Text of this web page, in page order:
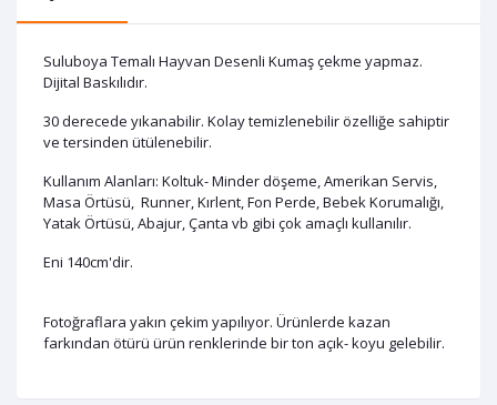
Suluboya Temalı Hayvan Desenli Kumaş çekme yapmaz.
Dijital Baskılıdır.
30 derecede yıkanabilir. Kolay temizlenebilir özelliğe sahiptir
ve tersinden ütülenebilir.
Kullanım Alanları: Koltuk- Minder döşeme, Amerikan Servis,
Masa Örtüsü, Runner, Kırlent, Fon Perde, Bebek Korumalığı,
Yatak Örtüsü, Abajur, Çanta vb gibi çok amaçlı kullanılır.
Eni 140cm'dir.
Fotoğraflara yakın çekim yapılıyor. Ürünlerde kazan
farkından ötürü ürün renklerinde bir ton açık- koyu gelebilir.